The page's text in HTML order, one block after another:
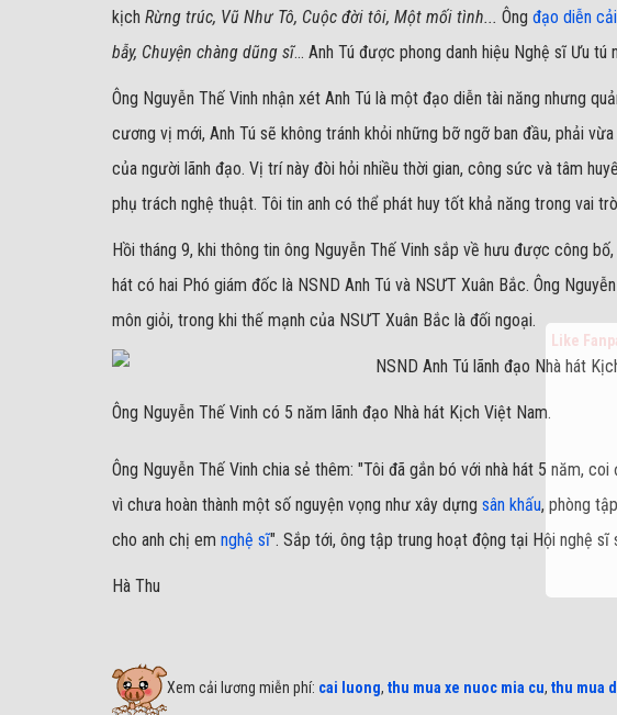
kịch Rừng trúc, Vũ Như Tô, Cuộc đời tôi, Một mối tình... Ông đạo diễn
bẫy, Chuyện chàng dũng sĩ... Anh Tú được phong danh hiệu Nghệ sĩ Ưu
Ông Nguyễn Thế Vinh nhận xét Anh Tú là một đạo diễn tài năng nhưng
cương vị mới, Anh Tú sẽ không tránh khỏi những bỡ ngỡ ban đầu, phải
của người lãnh đạo. Vị trí này đòi hỏi nhiều thời gian, công sức và tâm
phụ trách nghệ thuật. Tôi tin anh có thể phát huy tốt khả năng trong vai
Hồi tháng 9, khi thông tin ông Nguyễn Thế Vinh sắp về hưu được công
hát có hai Phó giám đốc là NSND Anh Tú và NSƯT Xuân Bắc. Ông
môn giỏi, trong khi thế mạnh của NSƯT Xuân Bắc là đối ngoại.
Ông Nguyễn Thế Vinh có 5 năm lãnh đạo Nhà hát Kịch Việt Nam.
Ông Nguyễn Thế Vinh chia sẻ thêm: "Tôi đã gắn bó với nhà hát 5 năm,
vì chưa hoàn thành một số nguyện vọng như xây dựng sân khấu, phòng
cho anh chị em nghệ sĩ". Sắp tới, ông tập trung hoạt động tại Hội nghệ sĩ
Hà Thu
Xem cải lương miễn phí: cai luong, thu mua xe nuoc mia cu, thu mua
Like